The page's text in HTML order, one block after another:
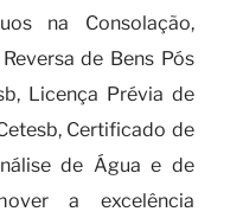
na Consolação,
de Bens Pós
Licença Prévia de
Certificado de
de Água e de
a excelência